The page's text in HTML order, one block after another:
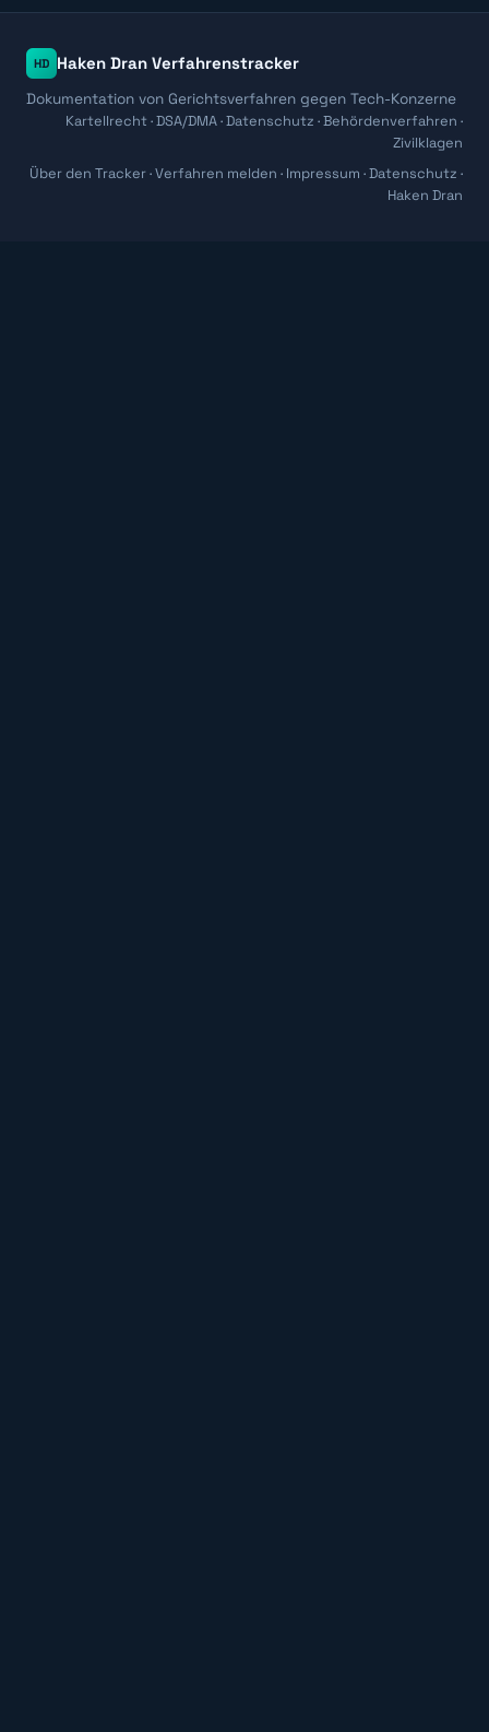
HD Haken Dran Verfahrenstracker
Dokumentation von Gerichtsverfahren gegen Tech-Konzerne
Kartellrecht · DSA/DMA · Datenschutz · Behördenverfahren ·
Zivilklagen
Über den Tracker·Verfahren melden · Impressum ·Datenschutz ·
Haken Dran